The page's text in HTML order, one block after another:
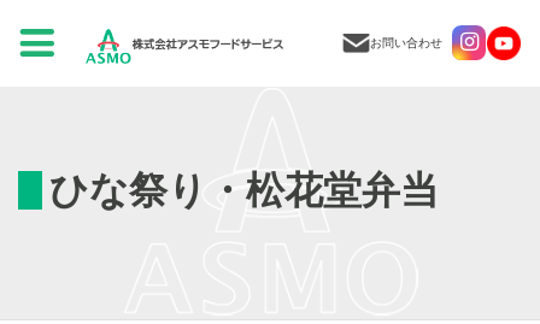
お問い合わせ
ひな祭り・松花堂弁当